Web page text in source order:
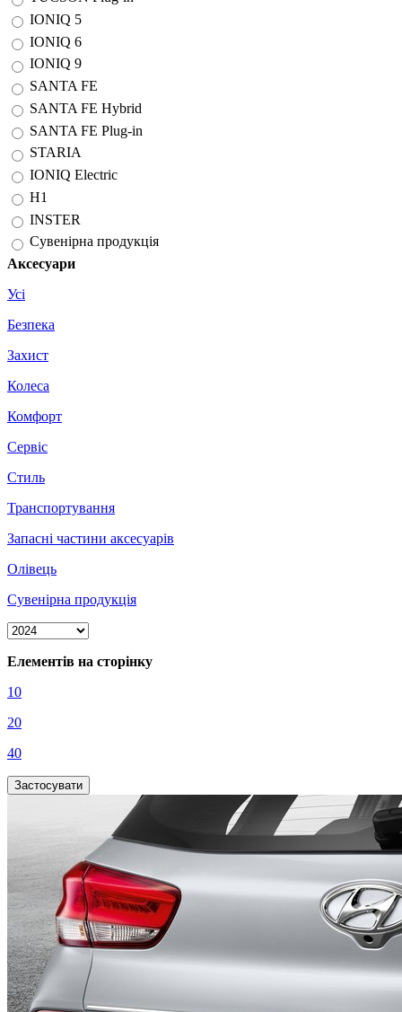
IONIQ 5
IONIQ 6
IONIQ 9
SANTA FE
SANTA FE Hybrid
SANTA FE Plug-in
STARIA
IONIQ Electric
H1
INSTER
Сувенірна продукція
Аксесуари
Усі
Безпека
Захист
Колеса
Комфорт
Сервіс
Стиль
Транспортування
Запасні частини аксесуарів
Олівець
Сувенірна продукція
Елементів на сторінку
10
20
40